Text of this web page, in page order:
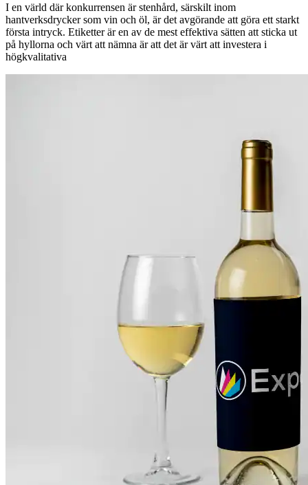
I en värld där konkurrensen är stenhård, särskilt inom
hantverksdrycker som vin och öl, är det avgörande att göra ett starkt
första intryck. Etiketter är en av de mest effektiva sätten att sticka ut
på hyllorna och värt att nämna är att det är värt att investera i
högkvalitativa